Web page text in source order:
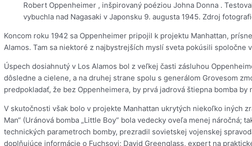
Robert Oppenheimer , inšpirovaný poéziou Johna Donna .
vybuchla nad Nagasaki v Japonsku 9. augusta 1945. Zdroj
Koncom roku 1942 sa Oppenheimer pripojil k projektu Manhattan,
Alamos. Tam sa niektoré z najbystrejších myslí sveta pokúsili
Úspech dosiahnutý v Los Alamos bol z veľkej časti zásluhou
dôsledne a cielene, a na druhej strane spolu s generálom Grovesom
predpokladať, že bez Oppenheimera, by prvá jadrová štiepna bomba
V skutočnosti však bolo v projekte Manhattan ukrytých niekoľko iných
Man“ (Uránová bomba „Little Boy“ bola vedecky oveľa menej
technických parametroch bomby, prezradil sovietskej vojenskej
doplňujúce informácie o Fuchsovi; David Greenglass, expert na